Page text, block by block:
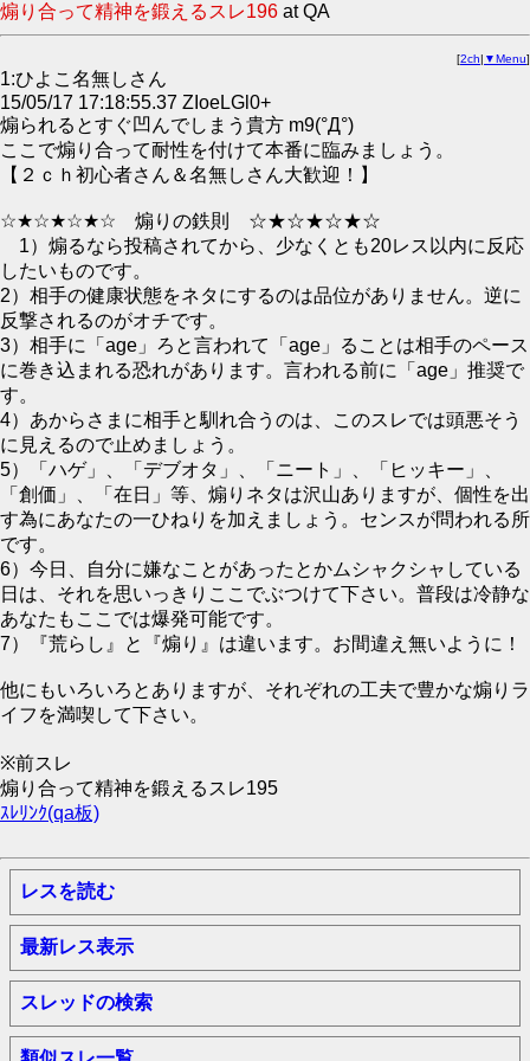
煽り合って精神を鍛えるスレ196 at QA
[2ch| ▼Menu]
1:ひよこ名無しさん
15/05/17 17:18:55.37 ZIoeLGl0+
煽られるとすぐ凹んでしまう貴方 m9(°Д°)
ここで煽り合って耐性を付けて本番に臨みましょう。
【２ｃｈ初心者さん＆名無しさん大歓迎！】
☆★☆★☆★☆ 煽りの鉄則 ☆★☆★☆★☆
1）煽るなら投稿されてから、少なくとも20レス以内に反応
したいものです。
2）相手の健康状態をネタにするのは品位がありません。逆に
反撃されるのがオチです。
3）相手に「age」ろと言われて「age」ることは相手のペース
に巻き込まれる恐れがあります。言われる前に「age」推奨で
す。
4）あからさまに相手と馴れ合うのは、このスレでは頭悪そう
に見えるので止めましょう。
5）「ハゲ」、「デブオタ」、「ニート」、「ヒッキー」、
「創価」、「在日」等、煽りネタは沢山ありますが、個性を出
す為にあなたの一ひねりを加えましょう。センスが問われる所
です。
6）今日、自分に嫌なことがあったとかムシャクシャしている
日は、それを思いっきりここでぶつけて下さい。普段は冷静な
あなたもここでは爆発可能です。
7）『荒らし』と『煽り』は違います。お間違え無いように！
他にもいろいろとありますが、それぞれの工夫で豊かな煽りラ
イフを満喫して下さい。
※前スレ
煽り合って精神を鍛えるスレ195
ｽﾚﾘﾝｸ(qa板)
レスを読む
最新レス表示
スレッドの検索